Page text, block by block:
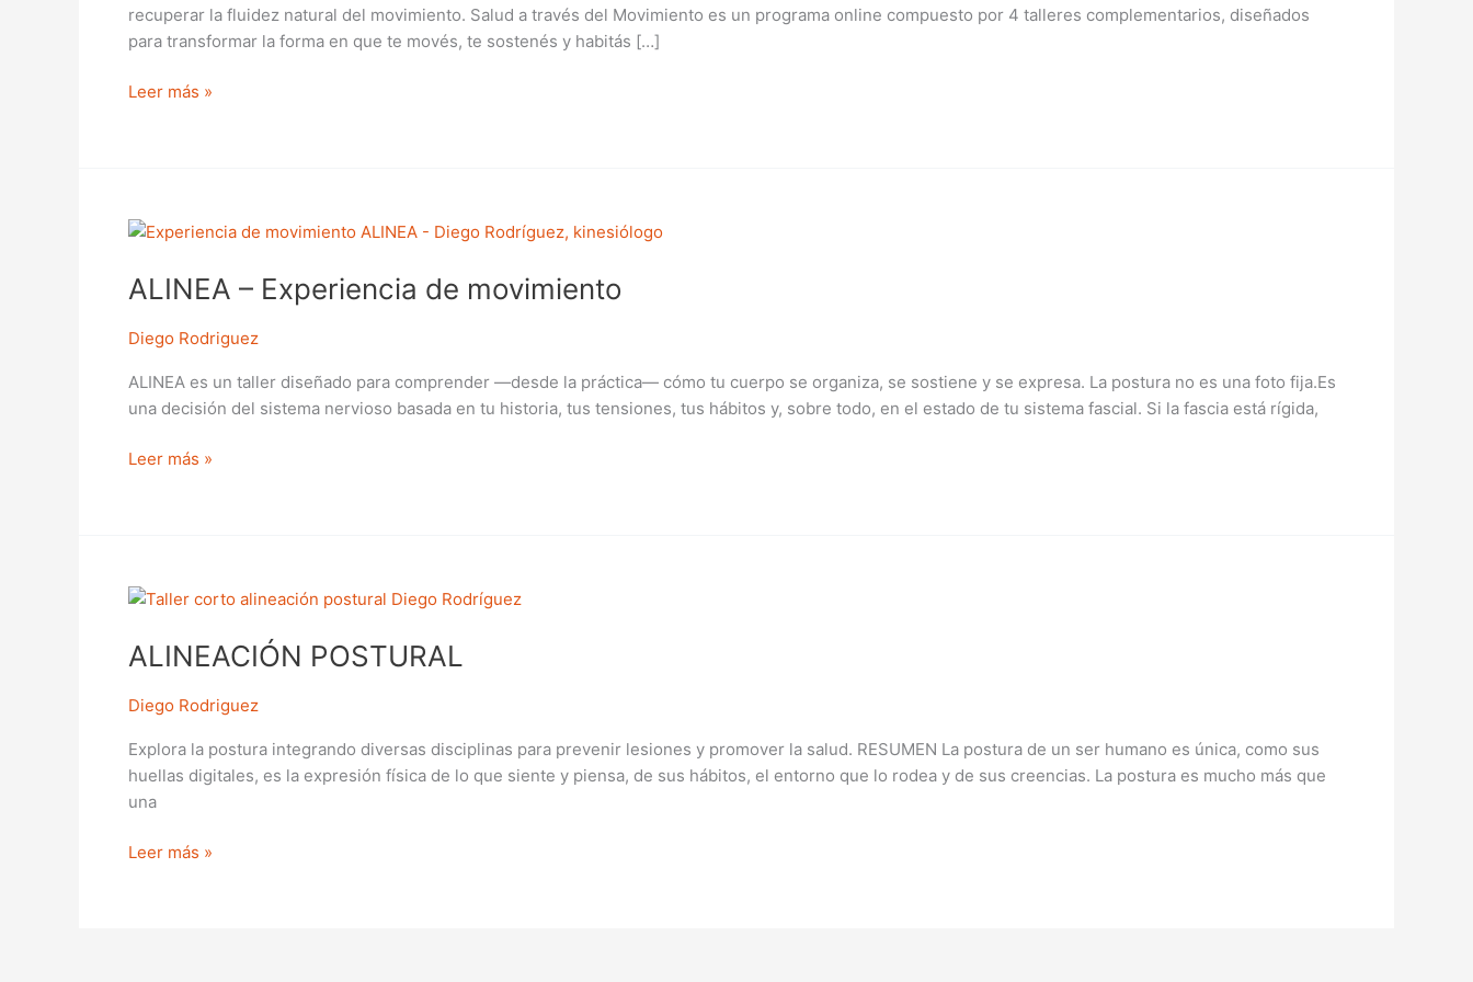
recuperar la fluidez natural del movimiento. Salud a través del Movimiento es un programa online compuesto por 4 talleres complementarios, diseñados
para transformar la forma en que te movés, te sostenés y habitás […]
completo
de
talleres
Leer más »
ALINEA – Experiencia de movimiento
Diego Rodriguez
ALINEA es un taller diseñado para comprender —desde la práctica— cómo tu cuerpo se organiza, se sostiene y se expresa. La postura no es una foto fija.Es
una decisión del sistema nervioso basada en tu historia, tus tensiones, tus hábitos y, sobre todo, en el estado de tu sistema fascial. Si la fascia está rígida,
ALINEA
Experiencia
movimiento
Leer más »
ALINEACIÓN POSTURAL
Diego Rodriguez
Explora la postura integrando diversas disciplinas para prevenir lesiones y promover la salud. RESUMEN La postura de un ser humano es única, como sus
huellas digitales, es la expresión física de lo que siente y piensa, de sus hábitos, el entorno que lo rodea y de sus creencias. La postura es mucho más que
una
ALINEACIÓN
Leer más »